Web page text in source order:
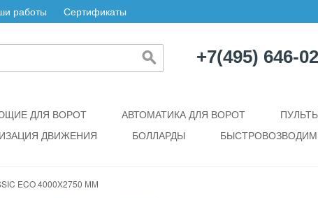
работы Сертификаты
+7(495) 646-
ДЛЯ ВОРОТ АВТОМАТИКА ДЛЯ ВОРОТ
ДВИЖЕНИЯ БОЛЛАРДЫ
ECO 4000Х2750 ММ